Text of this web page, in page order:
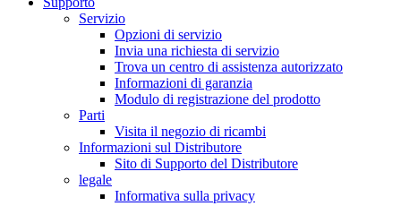
Servizio
Opzioni di servizio
Invia una richiesta di servizio
Trova un centro di assistenza autorizzato
Informazioni di garanzia
Modulo di registrazione del prodotto
Parti
Visita il negozio di ricambi
Informazioni sul Distributore
Sito di Supporto del Distributore
legale
Informativa sulla privacy